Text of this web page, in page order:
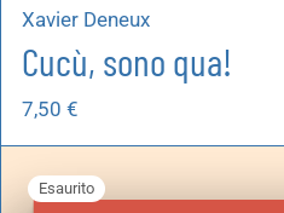
Xavier Deneux
Cucù, sono qua!
7,50 €
Esaurito